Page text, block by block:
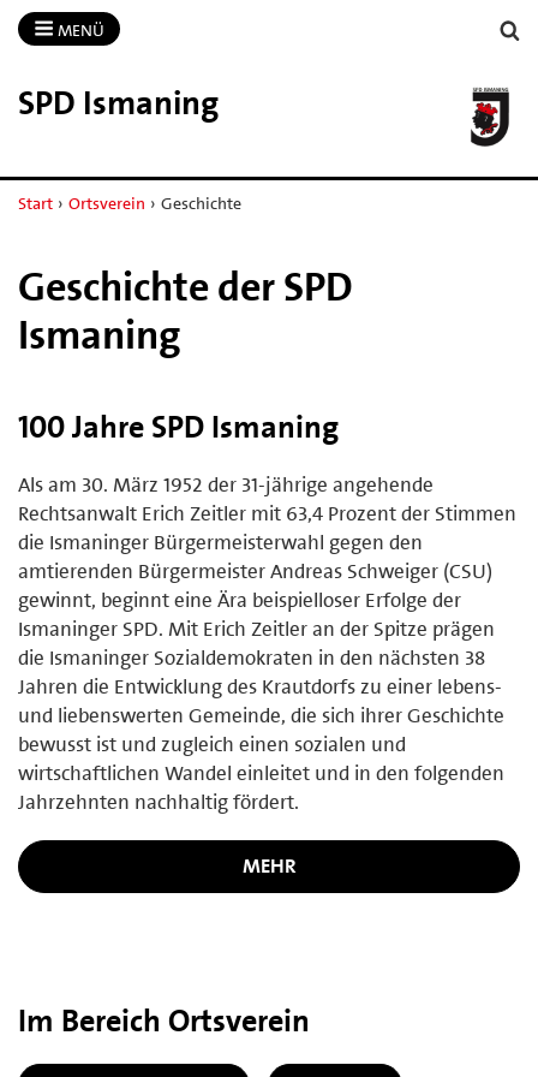
MENÜ
SPD Ismaning
Start › Ortsverein › Geschichte
Geschichte der SPD
Ismaning
100 Jahre SPD Ismaning
Als am 30. März 1952 der 31-jährige angehende
Rechtsanwalt Erich Zeitler mit 63,4 Prozent der Stimmen
die Ismaninger Bürgermeisterwahl gegen den
amtierenden Bürgermeister Andreas Schweiger (CSU)
gewinnt, beginnt eine Ära beispielloser Erfolge der
Ismaninger SPD. Mit Erich Zeitler an der Spitze prägen
die Ismaninger Sozialdemokraten in den nächsten 38
Jahren die Entwicklung des Krautdorfs zu einer lebens-
und liebenswerten Gemeinde, die sich ihrer Geschichte
bewusst ist und zugleich einen sozialen und
wirtschaftlichen Wandel einleitet und in den folgenden
Jahrzehnten nachhaltig fördert.
MEHR
Im Bereich Ortsverein